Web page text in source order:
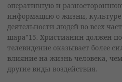
оперативную и
информацию о жизни,
деятельности людей во всех
шара"15. Христианин должен
телевидение оказывает более
влияние на жизнь человека,
другие виды воздействия.